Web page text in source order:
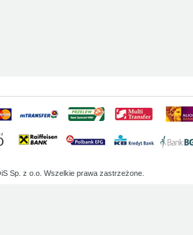
Sp. z o.o. Wszelkie prawa zastrzeżone.